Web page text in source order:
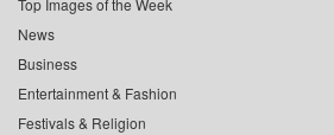
Top Images of the Week
News
Business
Entertainment & Fashion
Festivals & Religion